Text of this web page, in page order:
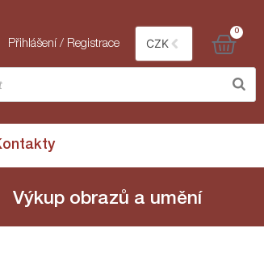
Přihlášení / Registrace CZK
0
Výkup obrazů a umění